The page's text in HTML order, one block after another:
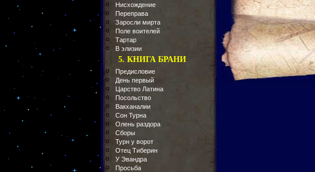
Нисхождение
Переправа
Заросли мирта
Поле воителей
Тартар
В элизии
5. КНИГА БРАНИ
Предисловие
День первый
Царство Латина
Посольство
Вакханалии
Сон Турна
Олень раздора
Сборы
Турн у ворот
Отец Тиберин
У Эвандра
Просьба